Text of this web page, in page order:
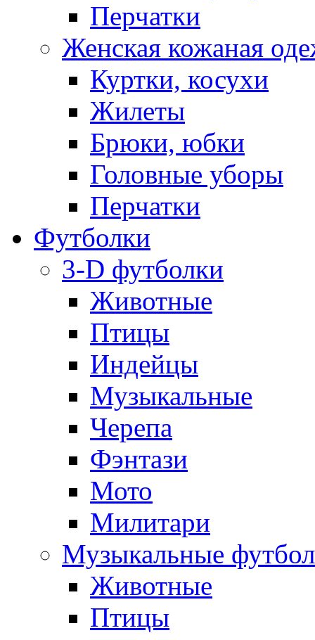
Перчатки
Женская кожаная
Куртки, косухи
Жилеты
Брюки, юбки
Головные уборы
Перчатки
Футболки
3-D футболки
Животные
Птицы
Индейцы
Музыкальные
Черепа
Фэнтази
Мото
Милитари
Музыкальные
Животные
Птицы